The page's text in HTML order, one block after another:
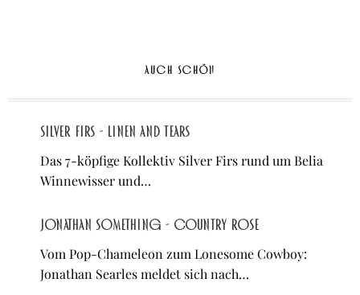
AUCH SCHÖN
Silver Firs - Linen And Tears
Das 7-köpfige Kollektiv Silver Firs rund um Belia
Winnewisser und…
Jonathan Something - Country Rose
Vom Pop-Chameleon zum Lonesome Cowboy:
Jonathan Searles meldet sich nach…